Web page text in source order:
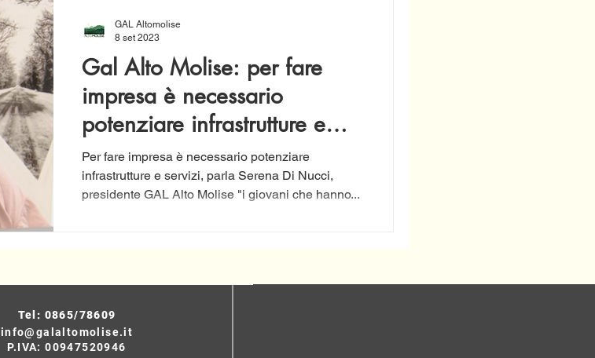
Gal Alto Molise: per fare
impresa è necessario
potenziare infrastrutture e
servizi
Per fare impresa è necessario potenziare
infrastrutture e servizi, parla Serena Di Nucci,
presidente GAL Alto Molise "i giovani che hanno...
GAL Altomolise
8 set 2023
Tel: 0865/78609
info@galaltomolise.it
P.IVA: 00947520946